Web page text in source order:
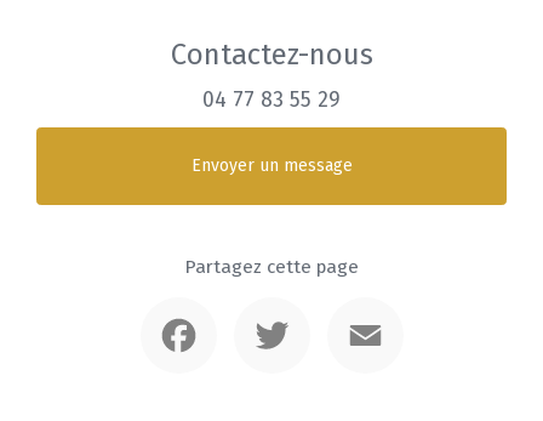
Contactez-nous
04 77 83 55 29
Envoyer un message
Partagez cette page